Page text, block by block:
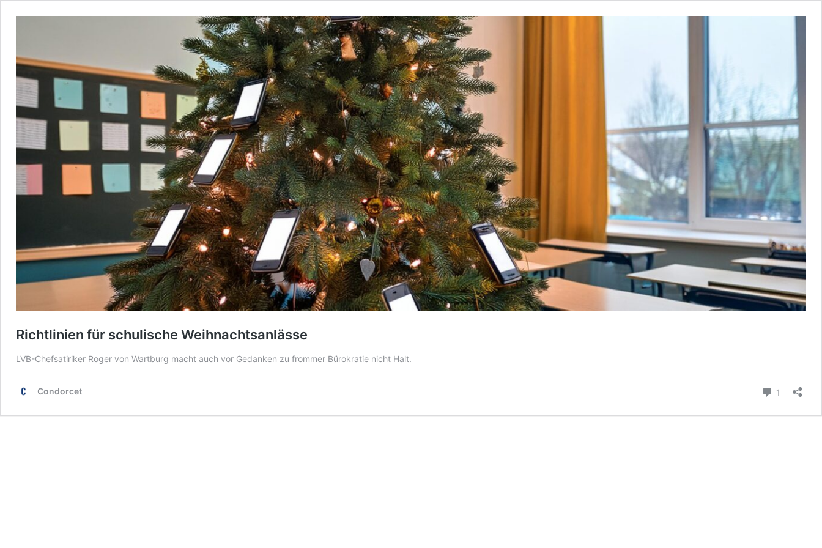
Richtlinien für schulische Weihnachtsanlässe
LVB-Chefsatiriker Roger von Wartburg macht auch vor Gedanken zu frommer Bürokratie nicht Halt.
Condorcet 1